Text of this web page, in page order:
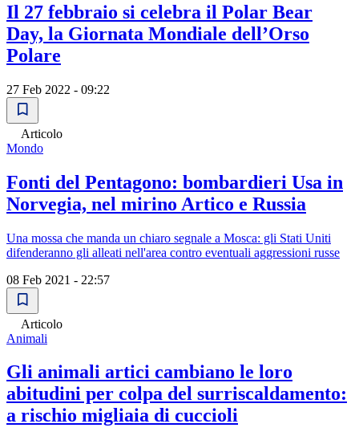
Il 27 febbraio si celebra il Polar Bear
Day, la Giornata Mondiale dell’Orso
Polare
27 Feb 2022 - 09:22
Articolo
Mondo
Fonti del Pentagono: bombardieri Usa in
Norvegia, nel mirino Artico e Russia
Una mossa che manda un chiaro segnale a Mosca: gli Stati Uniti
difenderanno gli alleati nell'area contro eventuali aggressioni russe
08 Feb 2021 - 22:57
Articolo
Animali
Gli animali artici cambiano le loro
abitudini per colpa del surriscaldamento:
a rischio migliaia di cuccioli